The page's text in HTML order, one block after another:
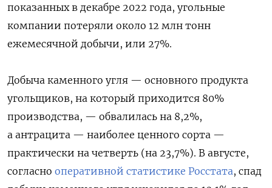
показанных в декабре 2022 года, угольные
компании потеряли около 12 млн тонн
ежемесячной добычи, или 27%.
Добыча каменного угля — основного продукта
угольщиков, на который приходится 80%
производства, — обвалилась на 8,2%,
а антрацита — наиболее ценного сорта —
практически на четверть (на 23,7%). В августе,
согласно оперативной статистике Росстата, спад